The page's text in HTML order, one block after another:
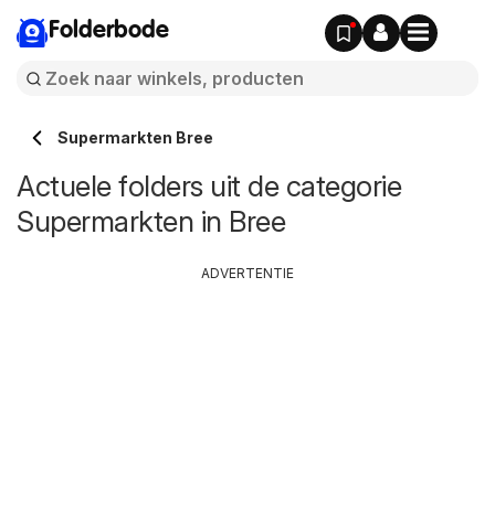
Folderbode
Supermarkten Bree
Actuele folders uit de categorie
Supermarkten in Bree
ADVERTENTIE